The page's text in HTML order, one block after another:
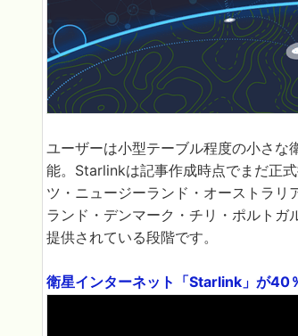
ユーザーは小型テーブル程度の小さ
能。Starlinkは記事作成時点でまだ正
ツ・ニュージーランド・オーストラ
ランド・デンマーク・チリ・ポルト
提供されている段階です。
衛星インターネット「Starlink」が40